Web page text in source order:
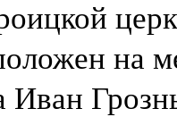
на
Иван